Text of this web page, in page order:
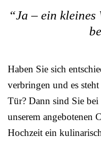
“Ja – ein
Haben Sie sich
verbringen und es
Tür? Dann sind Sie
unserem angebotenen
Hochzeit ein